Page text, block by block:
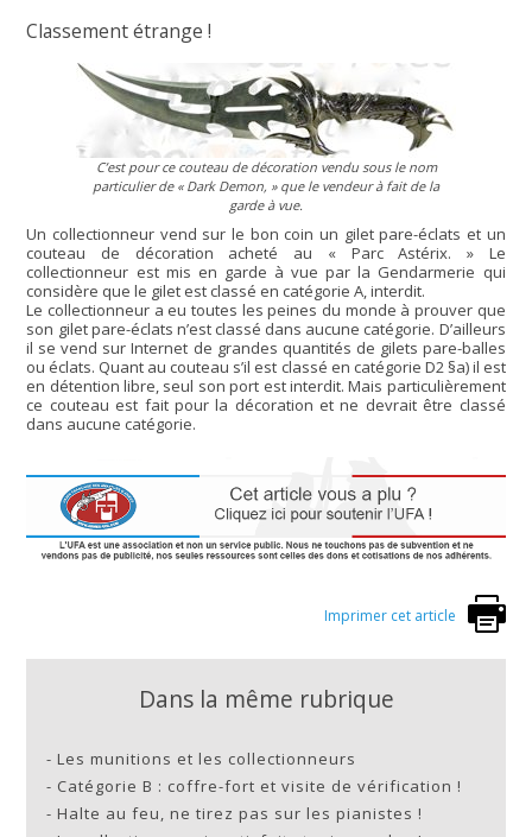
Classement étrange !
C’est pour ce couteau de décoration vendu sous le nom
particulier de « Dark Demon, »que le vendeur à fait de la
garde à vue.
Un collectionneur vend sur le bon coin un gilet pare-éclats et un
couteau de décoration acheté au « Parc Astérix. » Le
collectionneur est mis en garde à vue par la Gendarmerie qui
considère que le gilet est classé en catégorie A, interdit.
Le collectionneur a eu toutes les peines du monde à prouver que
son gilet pare-éclats n’est classé dans aucune catégorie. D’ailleurs
il se vend sur Internet de grandes quantités de gilets pare-balles
ou éclats. Quant au couteau s’il est classé en catégorie D2 §a) il est
en détention libre, seul son port est interdit. Mais particulièrement
ce couteau est fait pour la décoration et ne devrait être classé
dans aucune catégorie.
Imprimer cet article
Dans la même rubrique
-Les munitions et les collectionneurs
- Catégorie B : coffre-fort et visite de vérification !
-Halte au feu, ne tirez pas sur les pianistes !